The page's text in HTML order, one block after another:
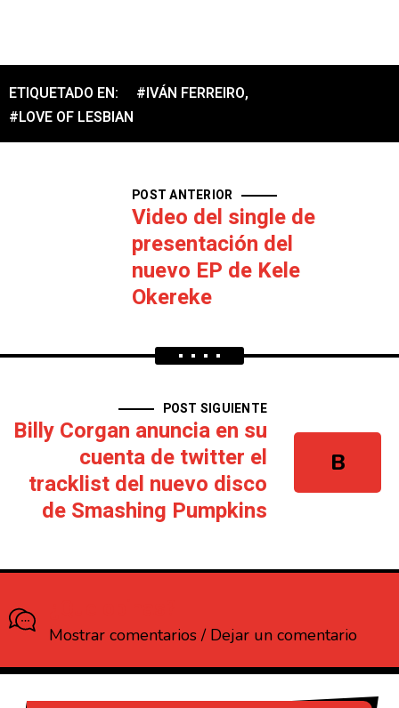
ETIQUETADO EN: #IVÁN FERREIRO,
#LOVE OF LESBIAN
POST ANTERIOR
Video del single de
presentación del
nuevo EP de Kele
Okereke
B
POST SIGUIENTE
Billy Corgan anuncia en su
cuenta de twitter el
tracklist del nuevo disco
de Smashing Pumpkins
Mostrar comentarios / Dejar un comentario